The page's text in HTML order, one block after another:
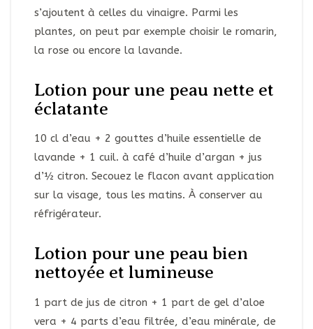
s’ajoutent à celles du vinaigre. Parmi les
plantes, on peut par exemple choisir le romarin,
la rose ou encore la lavande.
Lotion pour une peau nette et
éclatante
10 cl d’eau + 2 gouttes d’huile essentielle de
lavande + 1 cuil. à café d’huile d’argan + jus
d’½ citron. Secouez le flacon avant application
sur la visage, tous les matins. À conserver au
réfrigérateur.
Lotion pour une peau bien
nettoyée et lumineuse
1 part de jus de citron + 1 part de gel d’aloe
vera + 4 parts d’eau filtrée, d’eau minérale, de